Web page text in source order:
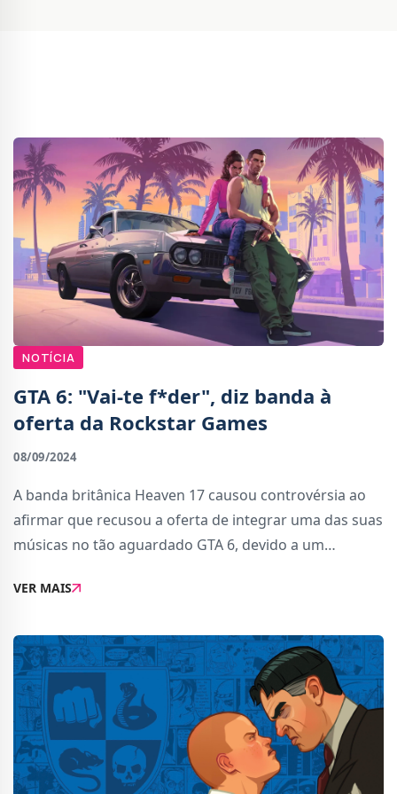
NOTÍCIA
GTA 6: "Vai-te f*der", diz banda à
oferta da Rockstar Games
08/09/2024
A banda britânica Heaven 17 causou controvérsia ao
afirmar que recusou a oferta de integrar uma das suas
músicas no tão aguardado GTA 6, devido a um
Martyn Ware, partilhou o descontentamento com a of
VER MAIS